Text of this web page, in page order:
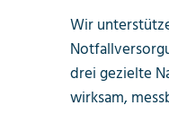
Wir
drei gezielte
wirksam,